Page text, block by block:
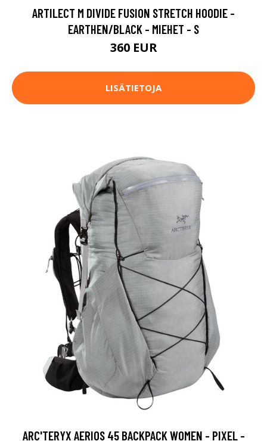
ARTILECT M DIVIDE FUSION STRETCH HOODIE -
EARTHEN/BLACK - MIEHET - S
360 EUR
LISÄTIETOJA
ARC'TERYX AERIOS 45 BACKPACK WOMEN - PIXEL -